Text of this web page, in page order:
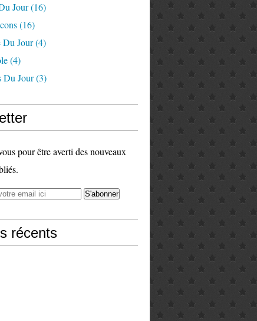
Jour(16)
(16)
Du Jour(4)
(4)
Du Jour(3)
pour être averti des nouveaux
récents